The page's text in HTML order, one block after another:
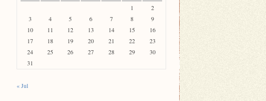
1
2
3
4 5 6 7 8
9
10
11 12 13 14 15
16
17
18 19 20 21 22
23
24
25 26 27 28 29
30
31
« Jul